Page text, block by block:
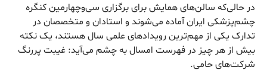
در حالی‌که سالن‌های همایش برای برگزاری سی‌وچهارمین کنگره
چشم‌پزشکی ایران آماده می‌شوند و استادان و متخصصان در
تدارک یکی از مهم‌ترین رویدادهای علمی سال هستند، یک نکته
بیش از هر چیز در فهرست امسال به چشم می‌آید: غیبت پررنگ
شرکت‌های حامی.